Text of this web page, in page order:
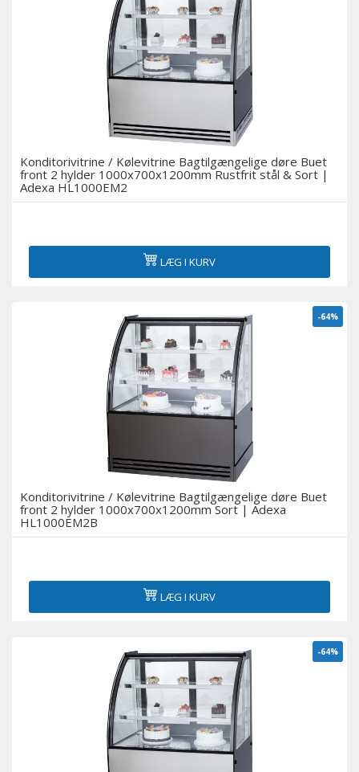
Konditorivitrine / Kølevitrine Bagtilgængelige døre Buet
front 2 hylder 1000x700x1200mm Rustfrit stål & Sort |
Adexa HL1000EM2
LÆG I KURV
-64%
Konditorivitrine / Kølevitrine Bagtilgængelige døre Buet
front 2 hylder 1000x700x1200mm Sort | Adexa
HL1000EM2B
LÆG I KURV
-64%